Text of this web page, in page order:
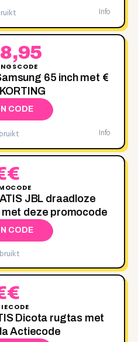
Info
65 inch met €
CODE
Info
JBL draadloze
deze promocode
CODE
Dicota rugtas met
Actiecode